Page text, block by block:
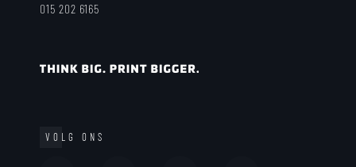
015 202 6165
VOLG ONS